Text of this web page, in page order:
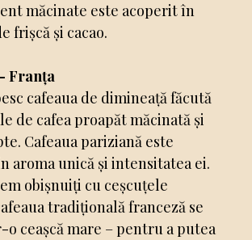
măcinate este acoperit în
frișcă și cacao.
Franța
cafeaua de dimineață făcută
de cafea proapăt măcinată și
Cafeaua pariziană este
aroma unică și intensitatea ei.
obișnuiți cu ceșcuțele
tradițională franceză se
ceașcă mare – pentru a putea